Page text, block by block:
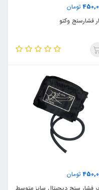
تومان
فشارسنج وکتو
تومان